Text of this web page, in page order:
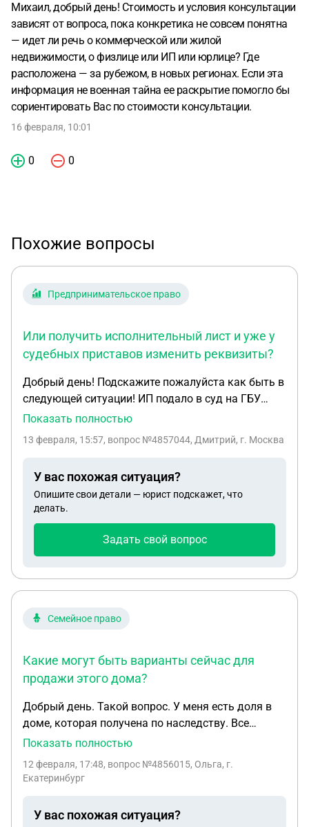
Михаил, добрый день! Стоимость и условия консультации
зависят от вопроса, пока конкретика не совсем понятна
— идет ли речь о коммерческой или жилой
недвижимости, о физлице или ИП или юрлице? Где
расположена — за рубежом, в новых регионах. Если эта
информация не военная тайна ее раскрытие помогло бы
сориентировать Вас по стоимости консультации.
16 февраля, 10:01
0 0
Похожие вопросы
Предпринимательское право
Или получить исполнительный лист и уже у
судебных приставов изменить реквизиты?
Добрый день! Подскажите пожалуйста как быть в
следующей ситуации! ИП подало в суд на ГБУ
Жилищник в Арбитражный суд иск в начале
исполненные контракты! По рабочим причинам,
декабря 2025 года! Суд вынес вердикт оплатить
задолженность и госпошлину соответственно! На
данном этапе нужно получить Исполнительный
исполнительного листа указывать что ип
как физ лица??? Или получить исполнительный
реквизиты???? Спасибо большое
Показать полностью
13 февраля, 15:57, вопрос №4857044, Дмитрий, г. Москва
У вас похожая ситуация?
Опишите свои детали — юрист подскажет, что
делать.
Задать свой вопрос
Семейное право
Какие могут быть варианты сейчас для
продажи этого дома?
Добрый день. Такой вопрос. У меня есть доля в
доме, которая получена по наследству. Все
оформлено. 1/3 доли. 2/3 доли принадлежат
деменции. Но не признан недееспособным.
покупке всего дома и возник вопрос. Как его
Показать полностью
12 февраля, 17:48, вопрос №4856015, Ольга, г.
Екатеринбург
У вас похожая ситуация?